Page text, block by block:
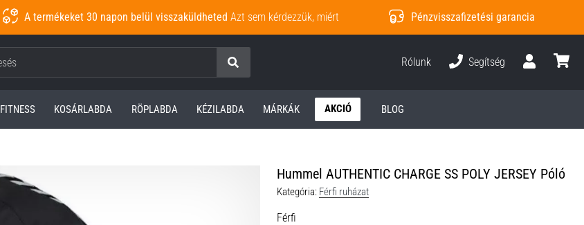
A termékeket 30 napon belül visszaküldheted Azt sem kérdezzük, miért Pénzvisszafizetési garancia
Keresés
Rólunk
Segítség
FITNESS KOSÁRLABDA RÖPLABDA KÉZILABDA MÁRKÁK AKCIÓ BLOG
Hummel AUTHENTIC CHARGE SS POLY JERSEY Póló
Kategória: Férfi ruházat
Férfi